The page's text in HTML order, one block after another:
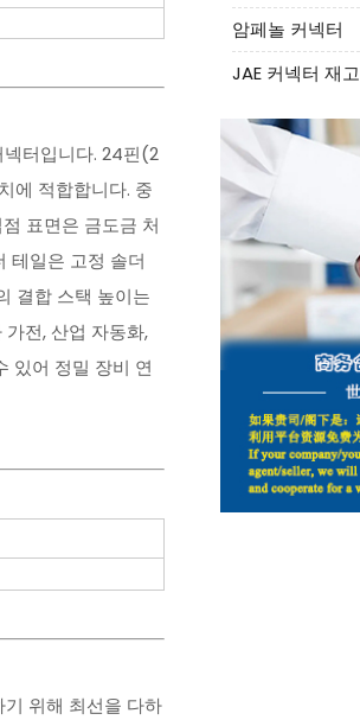
터입니다. 24핀(2
에 적합합니다. 중
표면은 금도금 처
테일은 고정 솔더
결합 스택 높이는
전, 산업 자동화,
있어 정밀 장비 연
위해 최선을 다하
암페놀 커넥터
JAE 커넥터 재고